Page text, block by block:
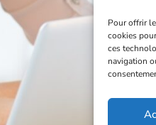
Pour offrir
cookies
ces
navigation